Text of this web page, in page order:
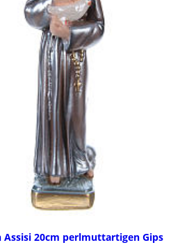
Assisi 20cm perlmuttartigen Gips